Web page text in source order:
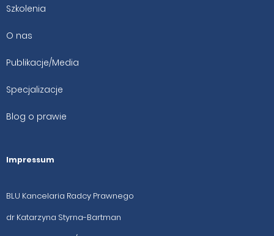
Szkolenia
O nas
Publikacje/Media
Specjalizacje
Blog o prawie
Impressum
BLU Kancelaria Radcy Prawnego
dr Katarzyna Styrna-Bartman